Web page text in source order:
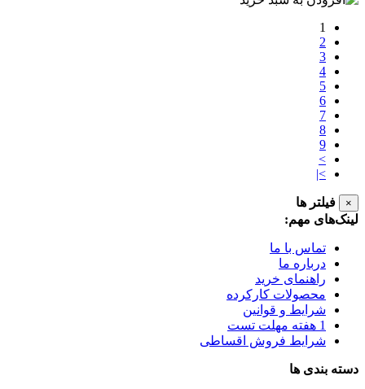
1
2
3
4
5
6
7
8
9
>
>|
×
فیلتر ها
لینک‌های مهم:
تماس با ما
درباره ما
راهنمای خرید
محصولات کارکرده
شرایط و قوانین
1 هفته مهلت تست
شرایط فروش اقساطی
دسته بندی ها